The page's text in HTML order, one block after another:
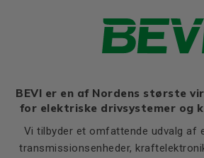
BEVI er en af Nordens største
for elektriske drivsystemer og
Vi tilbyder et omfattende udvalg af
transmissionsenheder,